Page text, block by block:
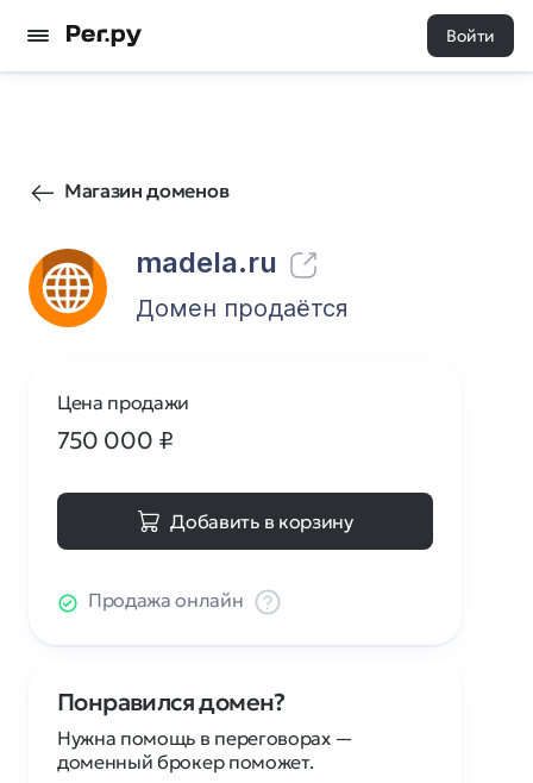
Войти
Магазин доменов
madela.ru
84 0
Домен продаётся
Цена продажи
750 000 ₽
Добавить в корзину
Продажа онлайн
Понравился домен?
Нужна помощь в переговорах —
доменный брокер поможет.